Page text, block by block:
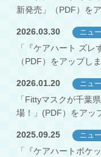
新発売」（PDF）を
2026.03.30 ニュ
「『ケアハート ズレ
（PDF）をアップしま
2026.01.20 ニュ
「Fittyマスクが千葉
場！」(PDF）をアッ
2025.09.25 ニュ
「『ケアハートポケ